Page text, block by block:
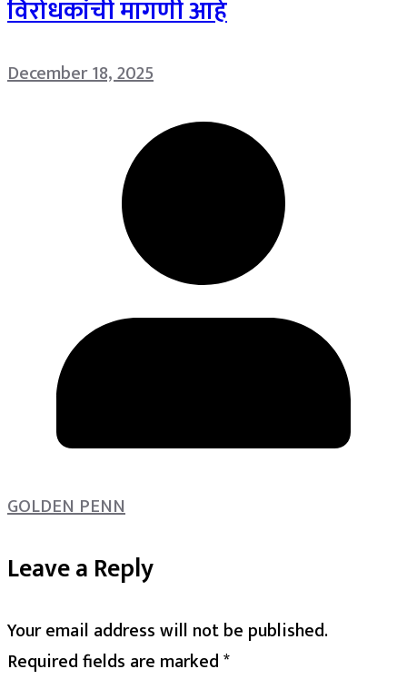
विरोधकांची मागणी आहे
December 18, 2025
GOLDEN PENN
Leave a Reply
Your email address will not be published.
Required fields are marked*